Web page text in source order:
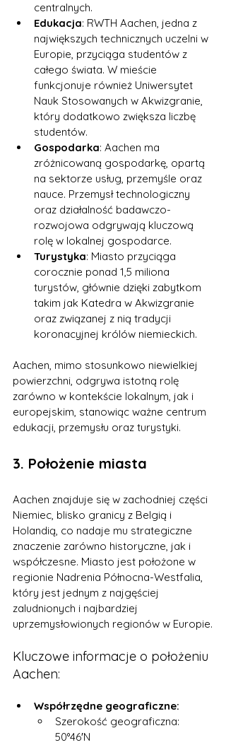
centralnych.
Edukacja: RWTH Aachen, jedna z
największych technicznych uczelni w
Europie, przyciąga studentów z
całego świata. W mieście
funkcjonuje również Uniwersytet
Nauk Stosowanych w Akwizgranie,
który dodatkowo zwiększa liczbę
studentów.
Gospodarka: Aachen ma
zróżnicowaną gospodarkę, opartą
na sektorze usług, przemyśle oraz
nauce. Przemysł technologiczny
oraz działalność badawczo-
rozwojowa odgrywają kluczową
rolę w lokalnej gospodarce.
Turystyka: Miasto przyciąga
corocznie ponad 1,5 miliona
turystów, głównie dzięki zabytkom
takim jak Katedra w Akwizgranie
oraz związanej z nią tradycji
koronacyjnej królów niemieckich.
Aachen, mimo stosunkowo niewielkiej
powierzchni, odgrywa istotną rolę
zarówno w kontekście lokalnym, jak i
europejskim, stanowiąc ważne centrum
edukacji, przemysłu oraz turystyki.
3. Położenie miasta
Aachen znajduje się w zachodniej części
Niemiec, blisko granicy z Belgią i
Holandią, co nadaje mu strategiczne
znaczenie zarówno historyczne, jak i
współczesne. Miasto jest położone w
regionie Nadrenia Północna-Westfalia,
który jest jednym z najgęściej
zaludnionych i najbardziej
uprzemysłowionych regionów w Europie.
Kluczowe informacje o położeniu
Aachen:
Współrzędne geograficzne:
Szerokość geograficzna:
50°46′N